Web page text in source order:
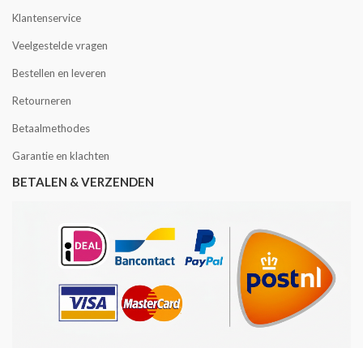
Klantenservice
Veelgestelde vragen
Bestellen en leveren
Retourneren
Betaalmethodes
Garantie en klachten
BETALEN & VERZENDEN